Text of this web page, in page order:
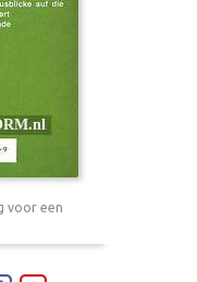
voor een